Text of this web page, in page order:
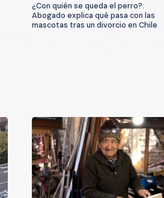
¿Con quién se queda el perro?:
Abogado explica qué pasa con las
mascotas tras un divorcio en Chile